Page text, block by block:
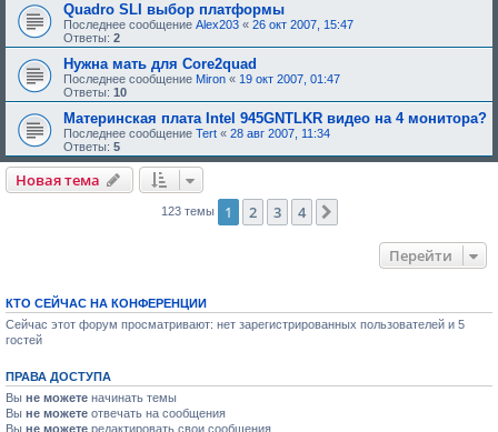
н
и
Quadro SLI выбор платформы
Последнее сообщение Alex203 « 26 окт 2007, 15:47
Ответы: 2
Нужна мать для Core2quad
Последнее сообщение Miron « 19 окт 2007, 01:47
Ответы: 10
Материнская плата Intel 945GNTLKR видео на 4 монитора?
Последнее сообщение Tert « 28 авг 2007, 11:34
Ответы: 5
Новая тема
123 темы 1 2 3 4
Перейти
КТО СЕЙЧАС НА КОНФЕРЕНЦИИ
Сейчас этот форум просматривают: нет зарегистрированных пользователей и 5
гостей
ПРАВА ДОСТУПА
Вы не можете начинать темы
Вы не можете отвечать на сообщения
Вы не можете редактировать свои сообщения